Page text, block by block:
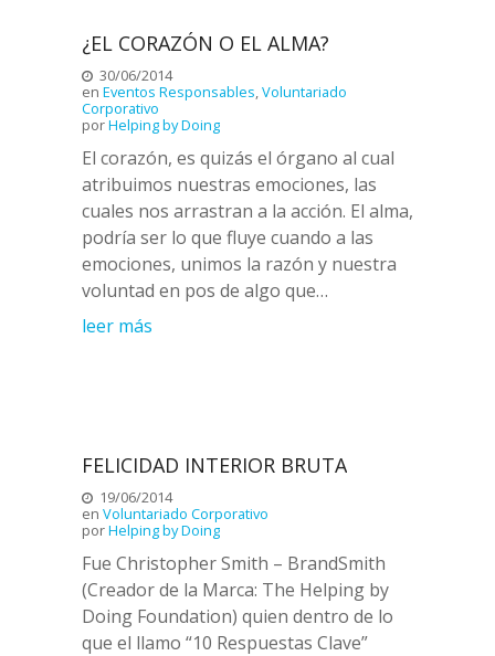
¿EL CORAZÓN O EL ALMA?
30/06/2014
en Eventos Responsables,Voluntariado
Corporativo
porHelping by Doing
El corazón, es quizás el órgano al cual
atribuimos nuestras emociones, las
cuales nos arrastran a la acción. El alma,
podría ser lo que fluye cuando a las
emociones, unimos la razón y nuestra
voluntad en pos de algo que…
leer más
FELICIDAD INTERIOR BRUTA
19/06/2014
en Voluntariado Corporativo
porHelping by Doing
Fue Christopher Smith – BrandSmith
(Creador de la Marca: The Helping by
Doing Foundation) quien dentro de lo
que el llamo “10 Respuestas Clave”